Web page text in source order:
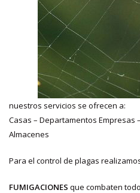
nuestros servicios se ofrecen a:
Casas – Departamentos Empresas
Almacenes
Para el control de plagas
FUMIGACIONES que combaten